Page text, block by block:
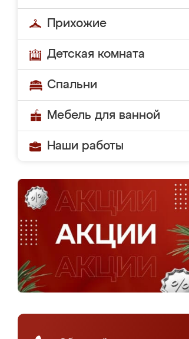
Прихожие
Детская комната
Спальни
Мебель для ванной
Наши работы